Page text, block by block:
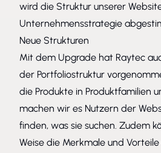
wird die Struktur unserer
Unternehmensstrategie
Neue Strukturen
Mit dem Upgrade hat Raytec
der Portfoliostruktur
die Produkte in Produktfamilien
machen wir es Nutzern der
finden, was sie suchen. Zudem
Weise die Merkmale und